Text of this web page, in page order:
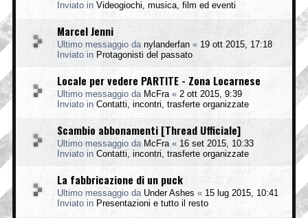
Inviato in Videogiochi, musica, film ed eventi
Marcel Jenni
Ultimo messaggio da nylanderfan « 19 ott 2015, 17:18
Inviato in Protagonisti del passato
Locale per vedere PARTITE - Zona Locarnese
Ultimo messaggio da McFra « 2 ott 2015, 9:39
Inviato in Contatti, incontri, trasferte organizzate
Scambio abbonamenti [Thread Ufficiale]
Ultimo messaggio da McFra « 16 set 2015, 10:33
Inviato in Contatti, incontri, trasferte organizzate
La fabbricazione di un puck
Ultimo messaggio da Under Ashes « 15 lug 2015, 10:41
Inviato in Presentazioni e tutto il resto